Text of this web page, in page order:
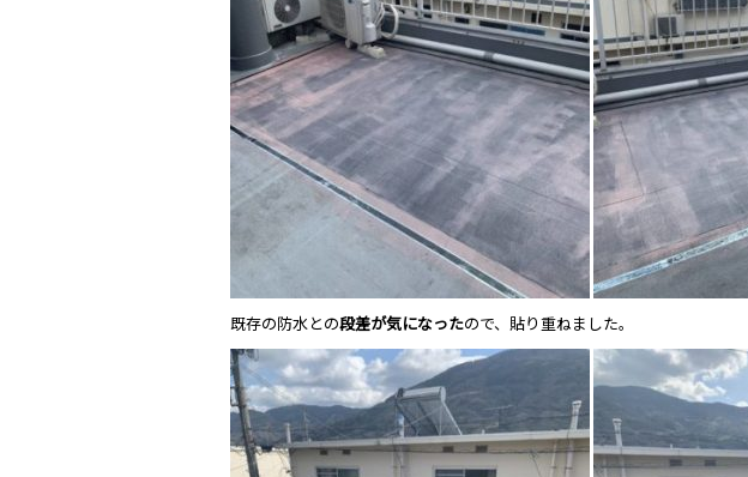
既存の防水との段差が気になったので、貼り重ねました。